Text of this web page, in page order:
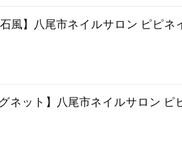
風】八尾市ネイルサロン ピピネ
ネット】八尾市ネイルサロン ピ